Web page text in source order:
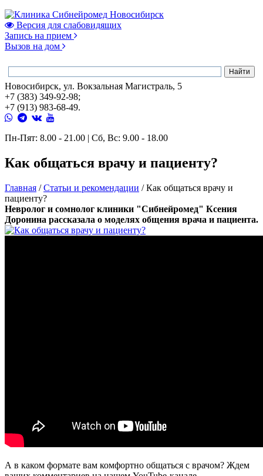
Версия для слабовидящих
Запись на прием
Вызов на дом
Новосибирск, ул. Вокзальная Магистраль, 5
+7 (383) 349-92-98;
+7 (913) 983-68-49.
Пн-Пят: 8.00 - 21.00 | Сб, Вс: 9.00 - 18.00
Как общаться врачу и пациенту?
Главная /Статьи и рекомендации /Как общаться врачу и
пациенту?
Невролог и сомнолог клиники "Сибнейромед" Ксения
Доронина рассказала о моделях общения врача и пациента.
А в каком формате вам комфортно общаться с врачом? Ждем